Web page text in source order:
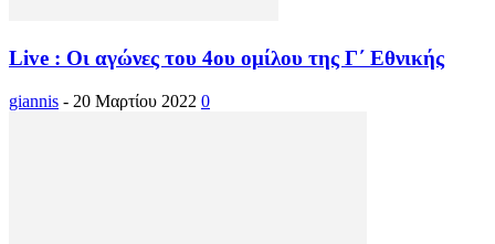
Live : Οι αγώνες του 4ου ομίλου της Γ΄ Εθνικής
giannis - 20 Μαρτίου 2022 0